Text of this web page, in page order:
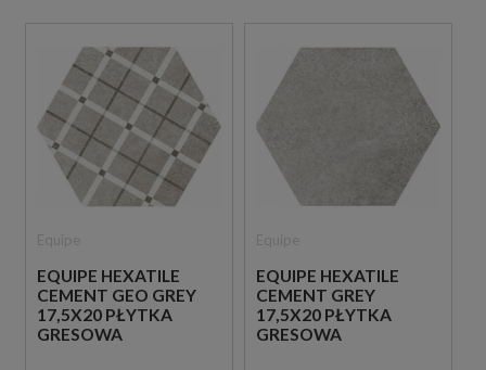
użytkowania prysznica. Ze względu na stały kontakt z
wodą i kosmetykami, w tej strefie rekomendujemy
zastosowanie trwałej fugi epoksydowej.
EQUIPE HEXATILE
CEMENT GEO GREY
17,5X20 PŁYTKA
GRESOWA
EQUIPE HEXATILE
CEMENT GREY
17,5X20 PŁYTKA
GRESOWA